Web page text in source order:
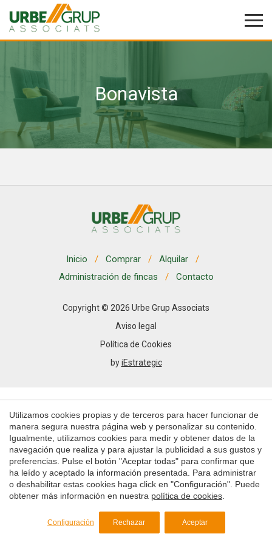
Bonavista
Inicio Comprar
Alquilar
Administración de fincas
Contacto
Copyright © 2026 Urbe Grup Associats
Aviso legal
Política de Cookies
byiEstrategic
Utilizamos cookies propias y de terceros para hacer funcionar de
manera segura nuestra página web y personalizar su contenido.
Igualmente, utilizamos cookies para medir y obtener datos de la
navegación que realiza y para ajustar la publicidad a sus gustos y
preferencias. Pulse el botón "Aceptar todas" para confirmar que
ha leído y aceptado la información presentada. Para administrar
o deshabilitar estas cookies haga click en "Configuración". Puede
obtener más información en nuestra política de cookies
Configuración Rechazar Aceptar
Modificar cookies
Técnicas y funcionales
Siempre activas
instalación de las mismas. El usuario tiene la posibilidad
impedir que sean instaladas en su disco duro, aunque
deberá tener en cuenta que dicha acción podrá ocasionar
dificultades de navegación de la página web.
Analíticas y personalización
Permiten realizar el seguimiento y análisis del
utiliza en la medición de la actividad de la web para la
elaboración de perfiles de navegación de los usuarios con
el fin de introducir mejoras en función del análisis de los
datos de uso que hacen los usuarios del servicio. Permiten
guardar la información de preferencia del usuario para
mejor experiencia a través de productos recomendados.
Estas cookies son utilizadas para almacenar información
sobre las preferencias y elecciones personales del usuario
a través de la observación continuada de sus hábitos de
navegación. Gracias a ellas, podemos conocer los hábitos
de navegación en el sitio web y mostrar publicidad
relacionada con el perfil de navegación del usuario.
Guardar configuración Aceptar todas